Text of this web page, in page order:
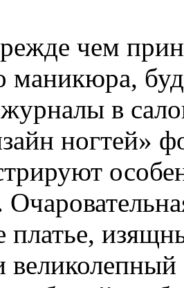
чем
маникюра,
журналы в
ногтей»
платье,
великолепный